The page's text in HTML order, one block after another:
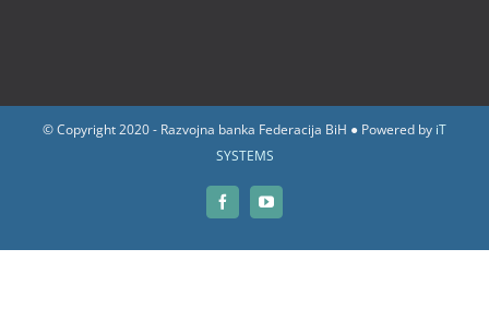
© Copyright 2020 - Razvojna banka Federacija BiH ● Powered by iT
SYSTEMS
FacebookYouTube